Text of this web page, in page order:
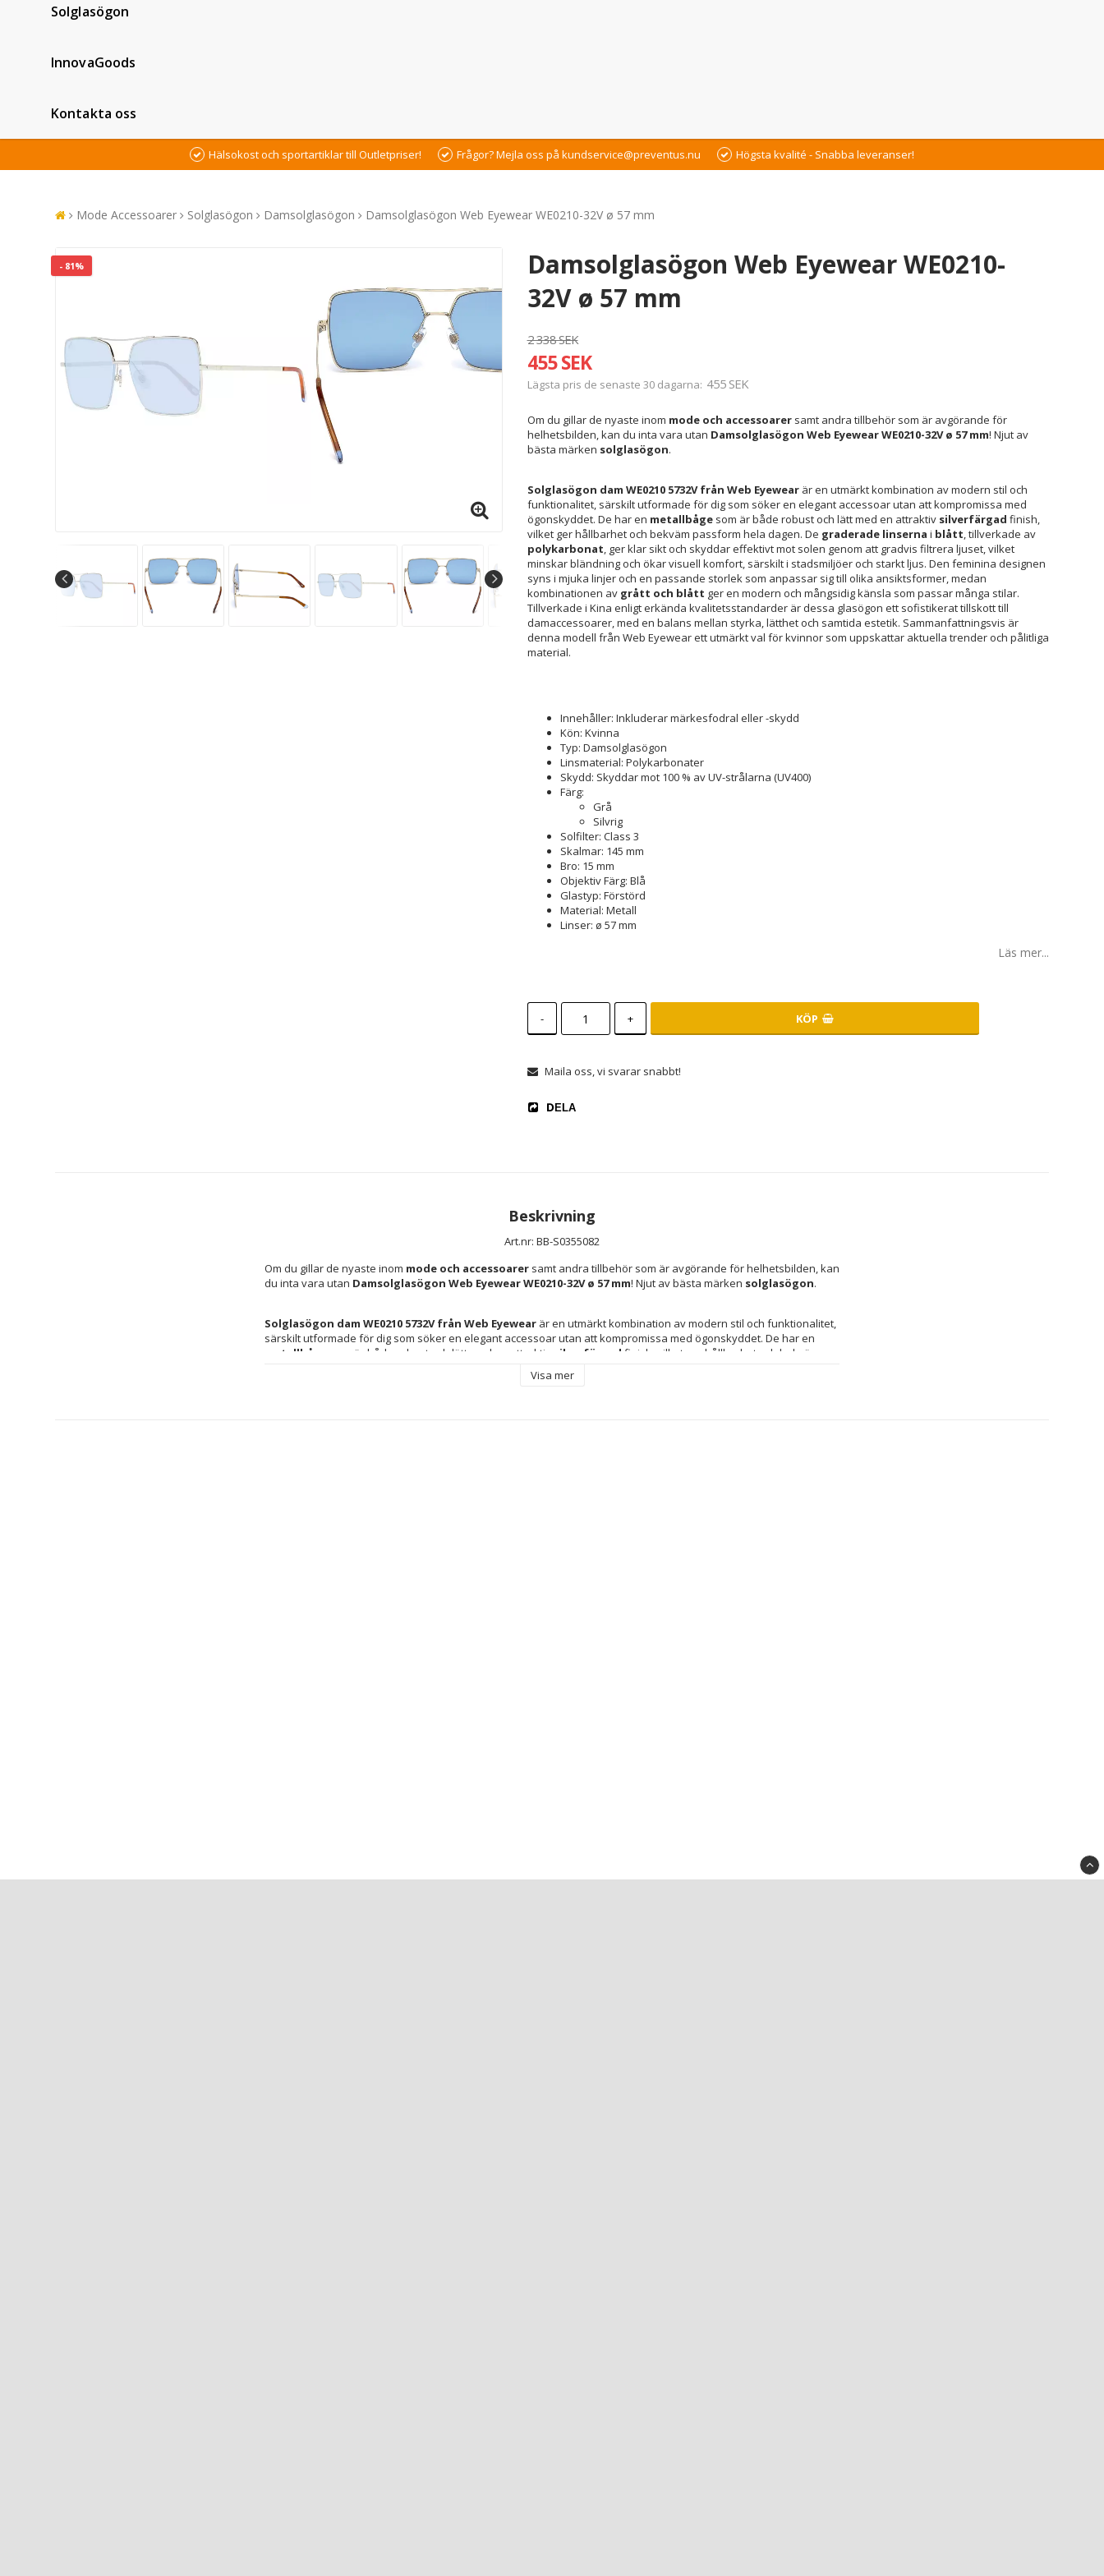
Solglasögon
InnovaGoods
Kontakta oss
Hälsokost och sportartiklar till Outletpriser! Frågor? Mejla oss på kundservice@preventus.nu Högsta kvalité - Snabba leveranser!
Mode Accessoarer Solglasögon Damsolglasögon Damsolglasögon Web Eyewear WE0210-32V ø 57 mm
- 81%
Damsolglasögon Web Eyewear WE0210-
32V ø 57 mm
2 338 SEK
455 SEK
Lägsta pris de senaste 30 dagarna 455 SEK
Om du gillar de nyaste inom mode och accessoarersamt andra tillbehör som är avgörande för
helhetsbilden, kan du inta vara utan Damsolglasögon Web Eyewear WE0210-32V ø 57 mm! Njut av
bästa märken solglasögon.
Solglasögon dam WE0210 5732V från Web Eyewearär en utmärkt kombination av modern stil och
funktionalitet, särskilt utformade för dig som söker en elegant accessoar utan att kompromissa med
ögonskyddet. De har en metallbågesom är både robust och lätt med en attraktiv silverfärgad finish,
vilket ger hållbarhet och bekväm passform hela dagen. De graderade linserna i blått, tillverkade av
polykarbonat, ger klar sikt och skyddar effektivt mot solen genom att gradvis filtrera ljuset, vilket
minskar bländning och ökar visuell komfort, särskilt i stadsmiljöer och starkt ljus. Den feminina designen
syns i mjuka linjer och en passande storlek som anpassar sig till olika ansiktsformer, medan
kombinationen av grått och blått ger en modern och mångsidig känsla som passar många stilar.
Tillverkade i Kina enligt erkända kvalitetsstandarder är dessa glasögon ett sofistikerat tillskott till
damaccessoarer, med en balans mellan styrka, lätthet och samtida estetik. Sammanfattningsvis är
denna modell från Web Eyewear ett utmärkt val för kvinnor som uppskattar aktuella trender och pålitliga
material.
Innehåller: Inkluderar märkesfodral eller -skydd
Kön: Kvinna
Typ: Damsolglasögon
Linsmaterial: Polykarbonater
Skydd: Skyddar mot 100 % av UV-strålarna (UV400)
Färg:
Grå
Silvrig
Solfilter: Class 3
Skalmar: 145 mm
Bro: 15 mm
Objektiv Färg: Blå
Glastyp: Förstörd
Material: Metall
Linser: ø 57 mm
Läs mer...
- + KÖP
Maila oss, vi svarar snabbt!
DELA
Beskrivning
Art.nr: BB-S0355082
Om du gillar de nyaste inom mode och accessoarer samt andra tillbehör som är avgörande för helhetsbilden, kan
du inta vara utan Damsolglasögon Web Eyewear WE0210-32V ø 57 mm! Njut av bästa märken solglasögon.
Solglasögon dam WE0210 5732V från Web Eyewear är en utmärkt kombination av modern stil och funktionalitet,
metallbåge
som är både robust och lätt med en attraktiv silverfärgad finish, vilket ger hållbarhet och bekväm
effektivt mot solen genom att gradvis filtrera ljuset, vilket minskar bländning och ökar visuell komfort, särskilt i
Visa mer